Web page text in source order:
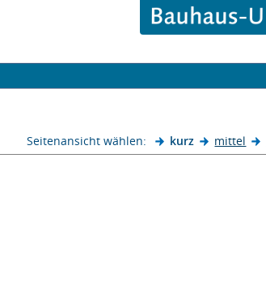
Seitenansicht wählen: kurz mittel